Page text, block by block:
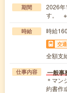
期間
2026
す。
時給 時給
交
全額支
仕事内容 一般事
＊マン
約書作